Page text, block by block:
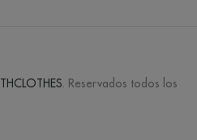
THCLOTHES. Reservados todos los